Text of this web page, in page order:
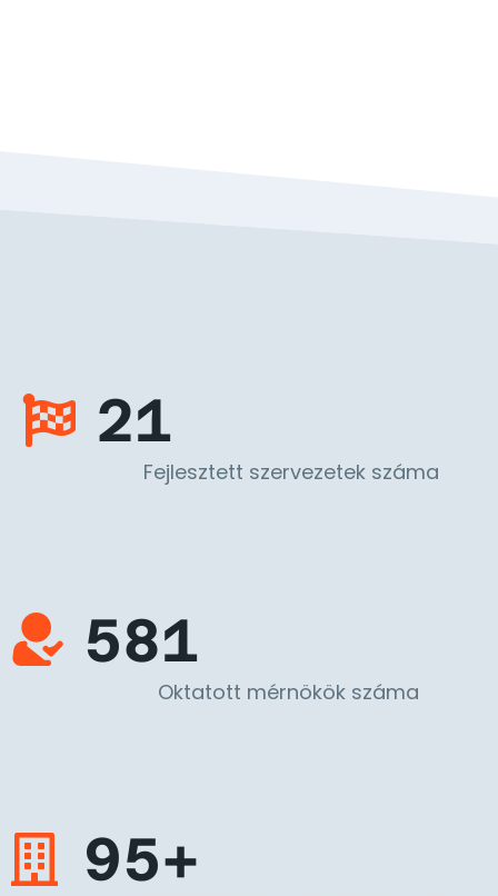
21
Fejlesztett szervezetek száma
581
Oktatott mérnökök száma
95+